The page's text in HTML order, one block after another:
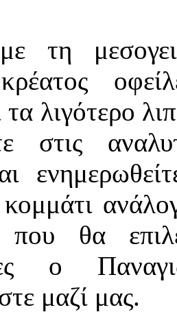
τη
τα λιγότερο
στις
που θα
ο
μαζί μας.